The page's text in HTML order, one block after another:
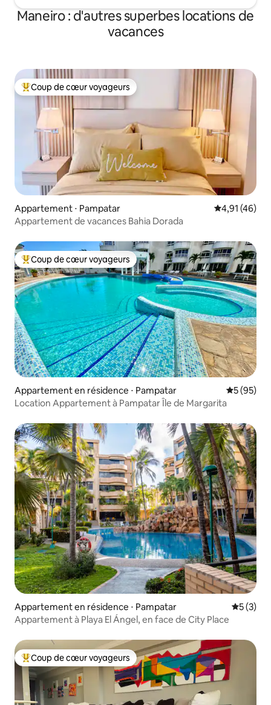
Maneiro : d'autres superbes locations de
vacances
Coups de cœur voyageurs les plus appréciés
Coup de cœur voyageurs
Appartement ⋅ Pampatar Évaluation
4,91 (46)
Appartement de vacances Bahia Dorada
Coups de cœur voyageurs les plus appréciés
Coup de cœur voyageurs
Appartement en résidence ⋅ Pampatar
5 (95)
Location Appartement à Pampatar Île de Margarita
Appartement en résidence ⋅ Pampatar
5 (3)
Appartement à Playa El Ángel, en face de City Place
Coups de cœur voyageurs les plus appréciés
Coup de cœur voyageurs